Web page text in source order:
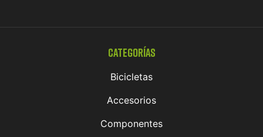
Categorías
Bicicletas
Accesorios
Componentes